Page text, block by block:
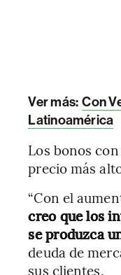
Ver más: Con
Latinoamérica
Los bonos
precio más
“Con el
creo que los
se produzca
deuda de
sus clientes.